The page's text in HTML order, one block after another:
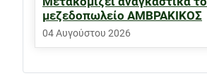
μεζεδοπωλείο ΑΜΒΡΑΚΙΚΟΣ
04 Αυγούστου 2026